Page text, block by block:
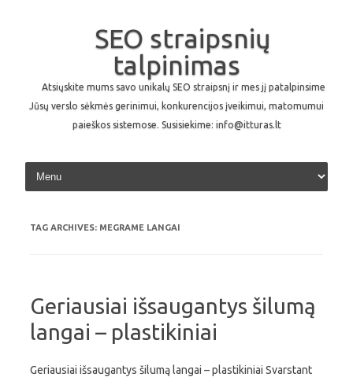
SEO straipsnių
talpinimas
Atsiųskite mums savo unikalų SEO straipsnį ir mes jį patalpinsime
Jūsų verslo sėkmės gerinimui, konkurencijos įveikimui, matomumui
paieškos sistemose. Susisiekime: info@itturas.lt
Skip to content
TAG ARCHIVES: MEGRAME LANGAI
Geriausiai išsaugantys šilumą
langai – plastikiniai
Geriausiai išsaugantys šilumą langai – plastikiniai Svarstant